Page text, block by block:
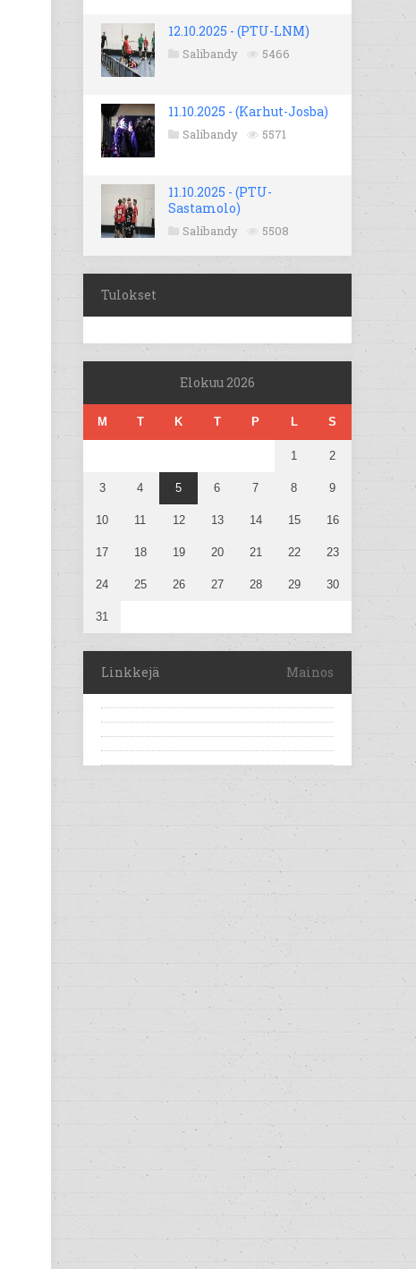
12.10.2025 - (PTU-LNM)
Salibandy 5466
11.10.2025 - (Karhut-Josba)
Salibandy 5571
11.10.2025 - (PTU-
Sastamolo)
Salibandy 5508
Tulokset
Elokuu 2026
M T K T P L S
1 2
3 4 5 6 7 8 9
10 11 12 13 14 15 16
17 18 19 20 21 22 23
24 25 26 27 28 29 30
31
Linkkejä Mainos